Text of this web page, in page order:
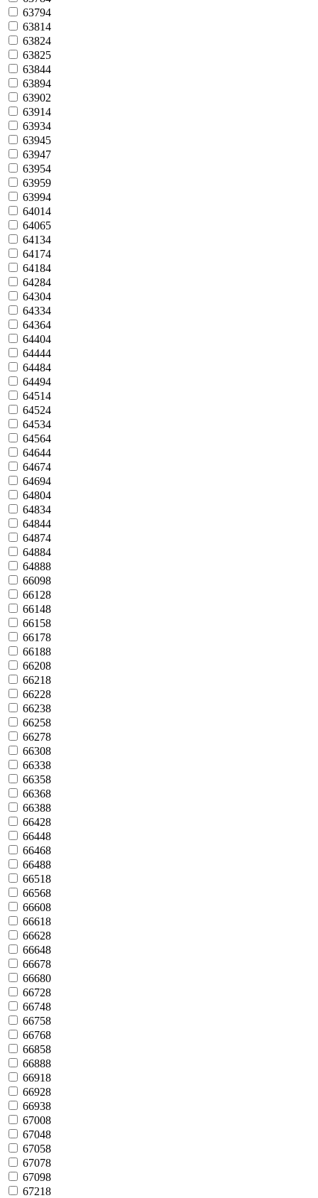
63794
63814
63824
63825
63844
63894
63902
63914
63934
63945
63947
63954
63959
63994
64014
64065
64134
64174
64184
64284
64304
64334
64364
64404
64444
64484
64494
64514
64524
64534
64564
64644
64674
64694
64804
64834
64844
64874
64884
64888
66098
66128
66148
66158
66178
66188
66208
66218
66228
66238
66258
66278
66308
66338
66358
66368
66388
66428
66448
66468
66488
66518
66568
66608
66618
66628
66648
66678
66680
66728
66748
66758
66768
66858
66888
66918
66928
66938
67008
67048
67058
67078
67098
67218